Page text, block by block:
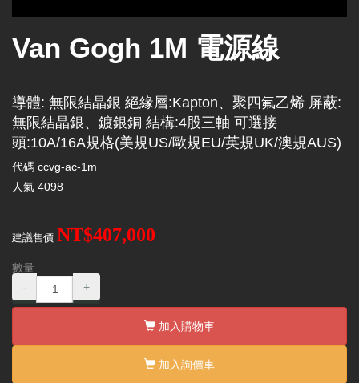
Van Gogh 1M 電源線
導體: 無限結晶銀 絕緣層:Kapton、聚四氟乙烯 屏蔽:
無限結晶銀、鍍銀銅 結構:4股三軸 可選接
頭:10A/16A規格(美規US/歐規EU/英規UK/澳規AUS)
代碼 ccvg-ac-1m
人氣 4098
建議售價 NT$407,000
數量
-
+
加入購物車
加入詢價車